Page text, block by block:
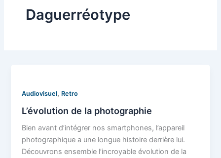
Daguerréotype
Audiovisuel, Retro
L’évolution de la photographie
Bien avant d’intégrer nos smartphones, l’appareil
photographique a une longue histoire derrière lui.
Découvrons ensemble l’incroyable évolution de la